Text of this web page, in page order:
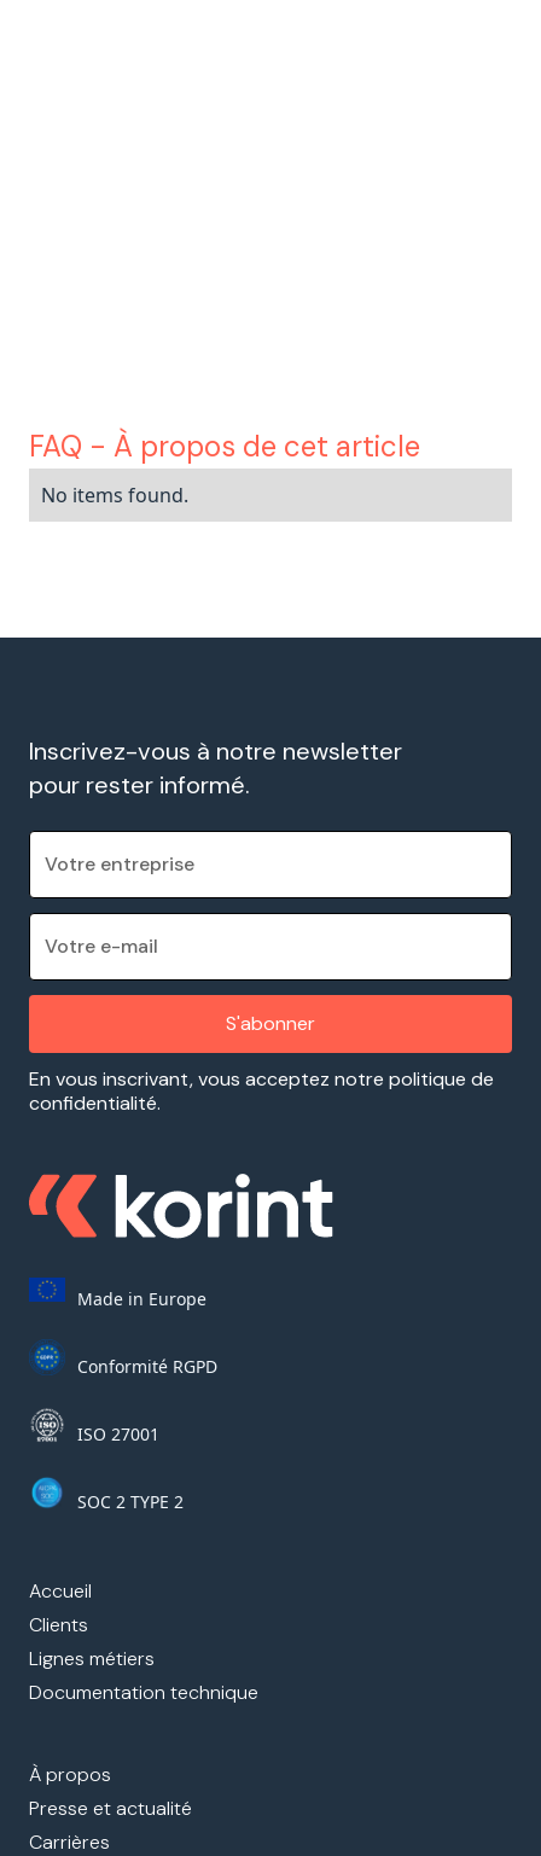
FAQ - À propos de cet article
No items found.
Inscrivez-vous à notre newsletter
pour rester informé.
En vous inscrivant, vous acceptez notre politique de
confidentialité.
Made in Europe
Conformité RGPD
ISO 27001
SOC 2 TYPE 2
Accueil
Clients
Lignes métiers
Documentation technique
À propos
Presse et actualité
Carrières